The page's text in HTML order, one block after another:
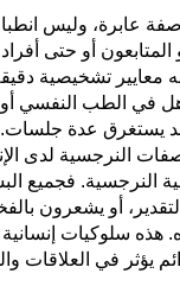
عابرة، وليس
أو حتى أفراد
معايير تشخيصية
في الطب النفسي
قد يستغرق عدة جلسات.
النرجسية لدى
النرجسية. فجميع
أو يشعرون
هذه سلوكيات إنسانية
يؤثر في العلاقات